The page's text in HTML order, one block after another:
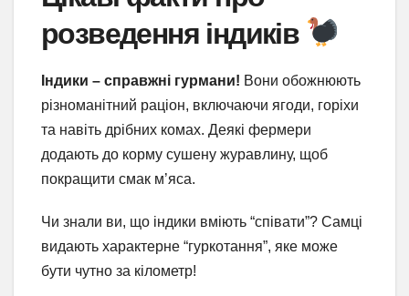
розведення індиків
Індики – справжні гурмани! Вони обожнюють
різноманітний раціон, включаючи ягоди, горіхи
та навіть дрібних комах. Деякі фермери
додають до корму сушену журавлину, щоб
покращити смак м’яса.
Чи знали ви, що індики вміють “співати”? Самці
видають характерне “гуркотання”, яке може
бути чутно за кілометр!